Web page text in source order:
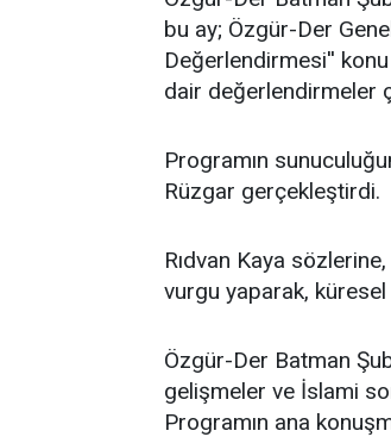
bu ay; Özgür-Der
Değerlendirmesi''
dair değerlendirmeler
Programın
Rüzgar gerçekleştirdi.
Rıdvan Kaya
vurgu yaparak,
Özgür-Der Batman
gelişmeler ve İslami
Programın ana